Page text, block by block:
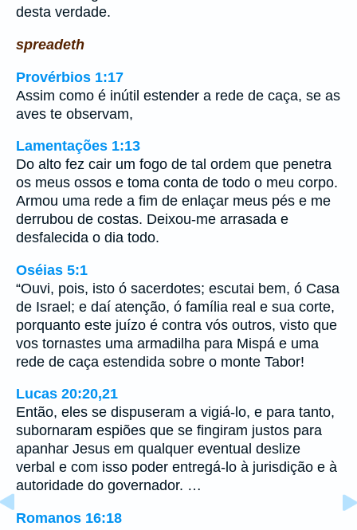
desta verdade.
spreadeth
Provérbios 1:17
Assim como é inútil estender a rede de caça, se as
aves te observam,
Lamentações 1:13
Do alto fez cair um fogo de tal ordem que penetra
os meus ossos e toma conta de todo o meu corpo.
Armou uma rede a fim de enlaçar meus pés e me
derrubou de costas. Deixou-me arrasada e
desfalecida o dia todo.
Oséias 5:1
“Ouvi, pois, isto ó sacerdotes; escutai bem, ó Casa
de Israel; e daí atenção, ó família real e sua corte,
porquanto este juízo é contra vós outros, visto que
vos tornastes uma armadilha para Mispá e uma
rede de caça estendida sobre o monte Tabor!
Lucas 20:20,21
Então, eles se dispuseram a vigiá-lo, e para tanto,
subornaram espiões que se fingiram justos para
apanhar Jesus em qualquer eventual deslize
verbal e com isso poder entregá-lo à jurisdição e à
autoridade do governador. …
Romanos 16:18